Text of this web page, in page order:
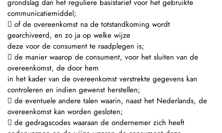
grondslag dan het reguliere basistarief voor het gebruikte
communicatiemiddel;
 of de overeenkomst na de totstandkoming wordt
gearchiveerd, en zo ja op welke wijze
deze voor de consument te raadplegen is;
 de manier waarop de consument, voor het sluiten van de
overeenkomst, de door hem
in het kader van de overeenkomst verstrekte gegevens kan
controleren en indien gewenst herstellen;
 de eventuele andere talen waarin, naast het Nederlands, de
overeenkomst kan worden gesloten;
 de gedragscodes waaraan de ondernemer zich heeft